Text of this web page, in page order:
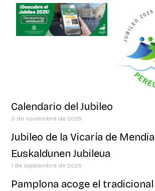
Calendario del Jubileo
3 de noviembre de 2025
Jubileo de la Vicaría de
Euskaldunen Jubileua
1 de septiembre de 2025
Pamplona acoge el